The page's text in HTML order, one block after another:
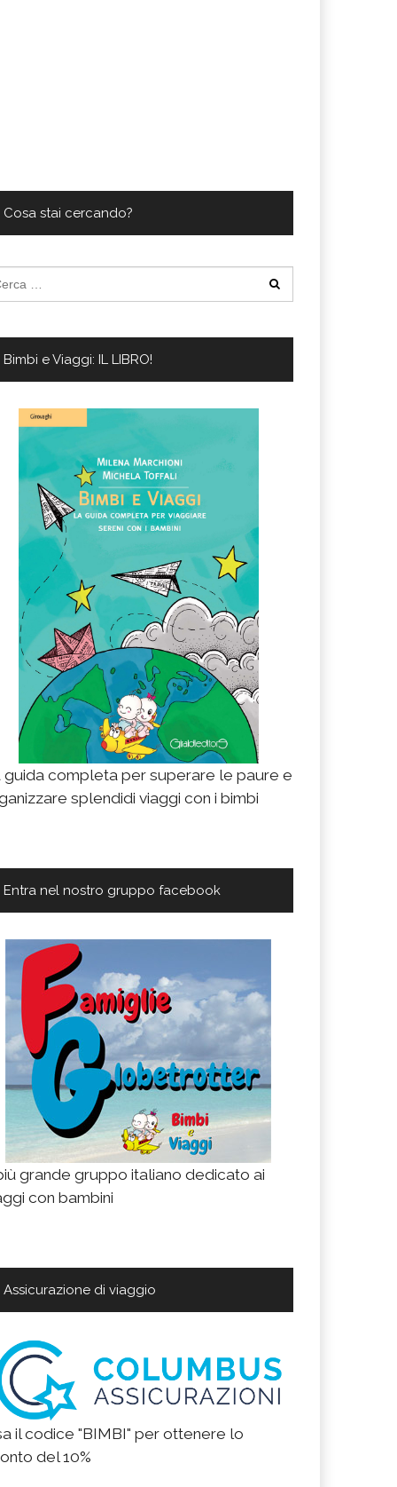
Cosa stai cercando?
Bimbi e Viaggi: IL LIBRO!
guida completa per superare le paure e
splendidi viaggi con i bimbi
Entra nel nostro gruppo facebook
grande gruppo italiano dedicato ai
con bambini
Assicurazione di viaggio
il codice "BIMBI" per ottenere lo
del 10%